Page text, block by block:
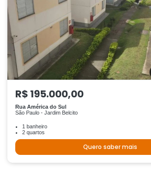
R$ 195.000,00
Rua América do Sul
São Paulo - Jardim Belcito
1 banheiro
2 quartos
Quero saber mais